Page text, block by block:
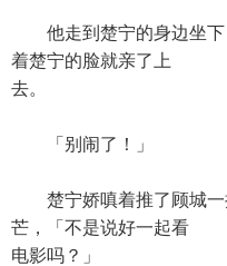
他走到楚宁的身边坐下
着楚宁的脸就亲了上
去。
「别闹了！」
楚宁娇嗔着推了顾城一
芒，「不是说好一起看
电影吗？」